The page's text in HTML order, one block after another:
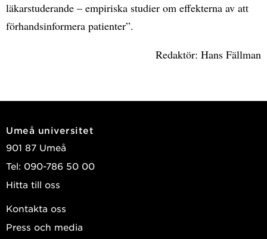
läkarstuderande – empiriska studier om effekterna av att
förhandsinformera patienter”.
Redaktör: Hans Fällman
Umeå universitet
901 87 Umeå
Tel: 090-786 50 00
Hitta till oss
Kontakta oss
Press och media